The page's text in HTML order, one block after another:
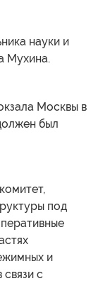
науки и
Мухина.
Москвы в
был
под
и
с